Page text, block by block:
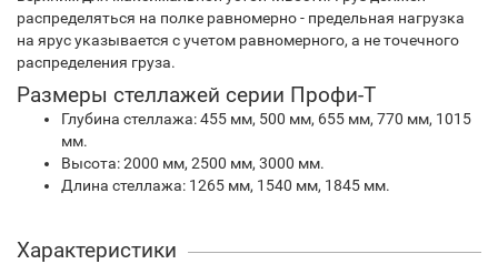
распределяться на полке равномерно - предельная нагрузка
на ярус указывается с учетом равномерного, а не точечного
распределения груза.
Размеры стеллажей серии Профи-Т
Глубина стеллажа: 455 мм, 500 мм, 655 мм, 770 мм, 1015
мм.
Высота: 2000 мм, 2500 мм, 3000 мм.
Длина стеллажа: 1265 мм, 1540 мм, 1845 мм.
Характеристики